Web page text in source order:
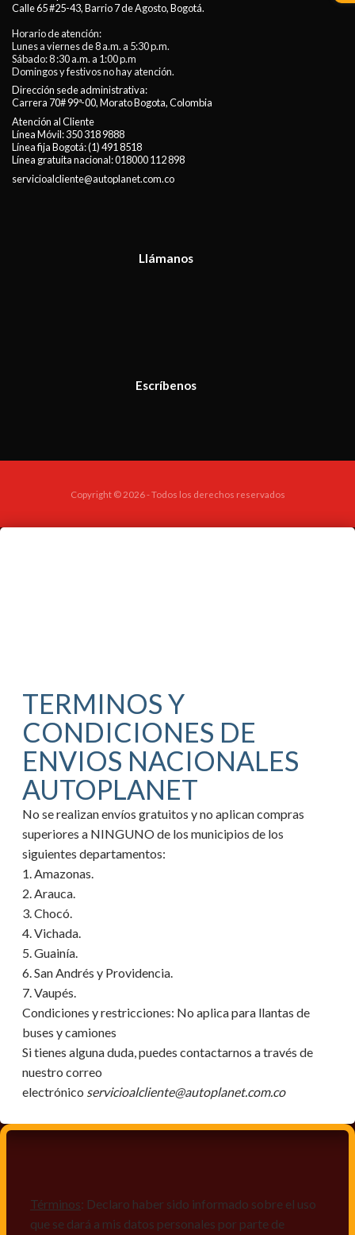
Calle 65 #25-43, Barrio 7 de Agosto, Bogotá.
Horario de atención:
Lunes a viernes de 8 a.m. a 5:30 p.m.
Sábado: 8 :30 a.m. a 1:00 p.m
Domingos y festivos no hay atención.
Dirección sede administrativa:
Carrera 70# 99ª-00, Morato Bogota, Colombia
Atención al Cliente
Línea Móvil:350 318 9888
Línea fija Bogotá:(1) 491 8518
Línea gratuita nacional:018000 112 898
servicioalcliente@autoplanet.com.co
Llámanos
Escríbenos
Copyright © 2026 - Todos los derechos reservados
TERMINOS Y
CONDICIONES DE
ENVIOS NACIONALES
AUTOPLANET
No se realizan envíos gratuitos y no aplican compras
superiores a NINGUNO de los municipios de los
siguientes departamentos:
1. Amazonas.
2. Arauca.
3. Chocó.
4. Vichada.
5. Guainía.
6. San Andrés y Providencia.
7. Vaupés.
Condiciones y restricciones: No aplica para llantas de
buses y camiones
Si tienes alguna duda, puedes contactarnos a través de
nuestro correo
electrónico servicioalcliente@autoplanet.com.co
Términos: Declaro haber sido informado sobre el uso
que se dará a mis datos personales por parte de